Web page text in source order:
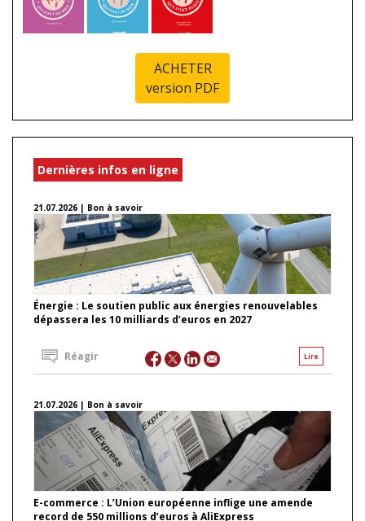
ACHETER
version PDF
Dernières infos en ligne
21.07.2026 | Bon à savoir
Énergie : Le soutien public aux énergies renouvelables
dépassera les 10 milliards d’euros en 2027
Lire
Réagir
21.07.2026 | Bon à savoir
E-commerce : L’Union européenne inflige une amende
record de 550 millions d’euros à AliExpress